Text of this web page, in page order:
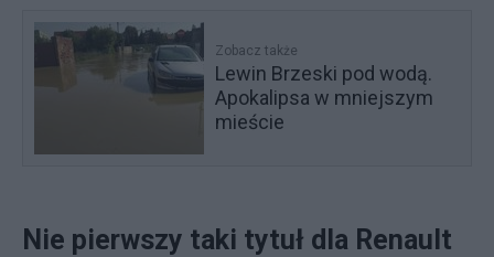
Zobacz także
Lewin Brzeski pod wodą.
Apokalipsa w mniejszym
mieście
Nie pierwszy taki tytuł dla Renault